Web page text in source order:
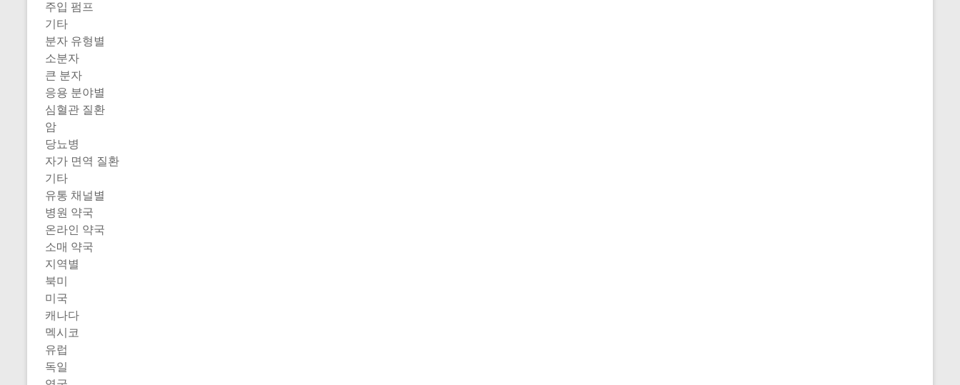
주입 펌프
기타
분자 유형별
소분자
큰 분자
응용 분야별
심혈관 질환
암
당뇨병
자가 면역 질환
기타
유통 채널별
병원 약국
온라인 약국
소매 약국
지역별
북미
미국
캐나다
멕시코
유럽
독일